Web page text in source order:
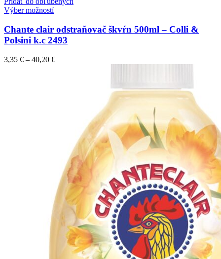
Výber možností
Chante clair odstraňovač škvŕn 500ml – Colli &
Polsini k.c 2493
3,35 € – 40,20 €